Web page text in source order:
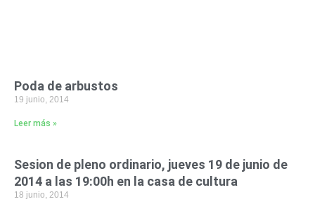
Poda de arbustos
19 junio, 2014
Leer más »
Sesion de pleno ordinario, jueves 19 de junio de
2014 a las 19:00h en la casa de cultura
18 junio, 2014